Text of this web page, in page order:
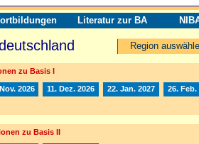
Literatur zur BA
Region
zu Basis I
2026 11. Dez. 2026 22. Jan. 2027 26. Feb.
zu Basis II